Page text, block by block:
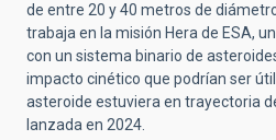
de entre 20 y 40 metros de
trabaja en la misión Hera de ESA,
con un sistema binario de
impacto cinético que podrían ser
asteroide estuviera en trayectoria
lanzada en 2024.